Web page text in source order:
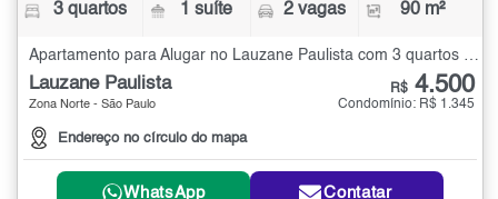
3 quartos 1 suíte 2 vagas 90 m²
Apartamento para Alugar no Lauzane Paulista com 3 quartos - 90 m²
Lauzane Paulista
Zona Norte - São Paulo
Endereço no círculo do mapa
R$ 4.500
Condomínio: R$ 1.345
WhatsApp Contatar